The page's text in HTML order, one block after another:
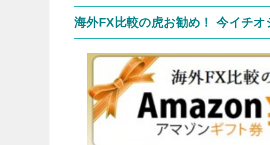
海外FX比較の虎お勧め！ 今イチ